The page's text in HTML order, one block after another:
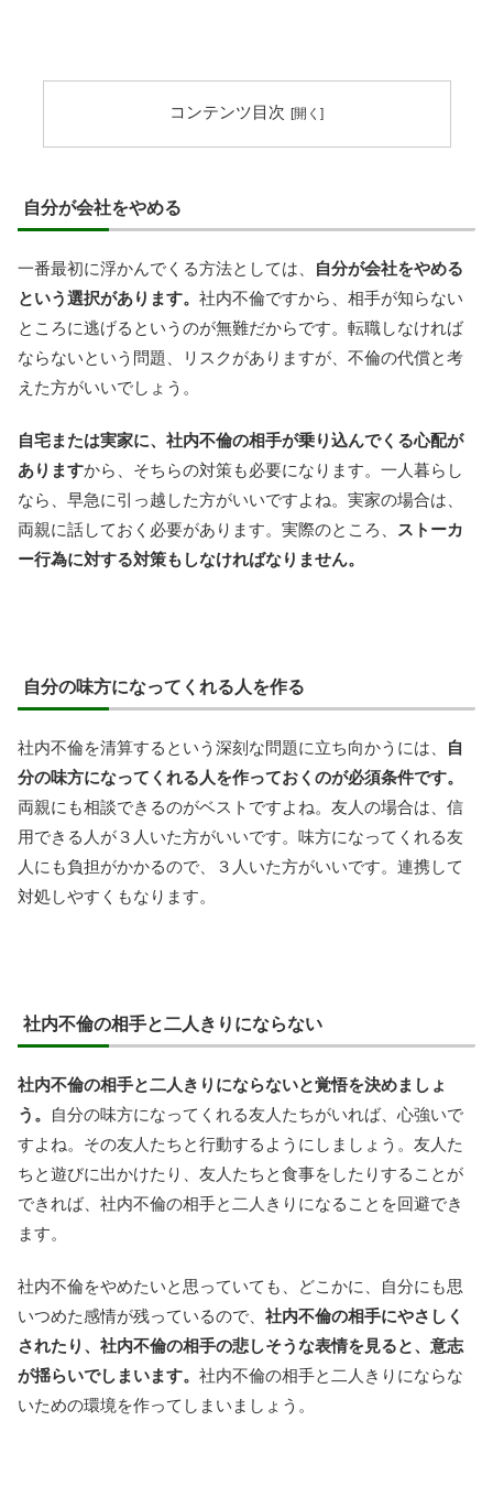
コンテンツ目次
自分が会社をやめる
一番最初に浮かんでくる方法としては、
自分が会社をやめる
という選択があります。 社内不倫ですから、相手が知らない
ところに逃げるというのが無難だからです。転職しなければ
ならないという問題、リスクがありますが、不倫の代償と考
えた方がいいでしょう。
自宅または実家に、社内不倫の相手が乗り込んでくる心配が
ありますから、そちらの対策も必要になります。一人暮らし
なら、早急に引っ越した方がいいですよね。実家の場合は、
両親に話しておく必要があります。実際のところ、
ストーカ
ー行為に対する対策もしなければなりません。
自分の味方になってくれる人を作る
社内不倫を清算するという深刻な問題に立ち向かうには、
自
分の味方になってくれる人を作っておくのが必須条件です。
両親にも相談できるのがベストですよね。友人の場合は、信
用できる人が３人いた方がいいです。味方になってくれる友
人にも負担がかかるので、３人いた方がいいです。連携して
対処しやすくもなります。
社内不倫の相手と二人きりにならない
社内不倫の相手と二人きりにならないと覚悟を決めましょ
う。
自分の味方になってくれる友人たちがいれば、心強いで
すよね。その友人たちと行動するようにしましょう。友人た
ちと遊びに出かけたり、友人たちと食事をしたりすることが
できれば、社内不倫の相手と二人きりになることを回避でき
ます。
社内不倫をやめたいと思っていても、どこかに、自分にも思
いつめた感情が残っているので、 社内不倫の相手にやさしく
されたり、社内不倫の相手の悲しそうな表情を見ると、意志
が揺らいでしまいます。 社内不倫の相手と二人きりにならな
いための環境を作ってしまいましょう。